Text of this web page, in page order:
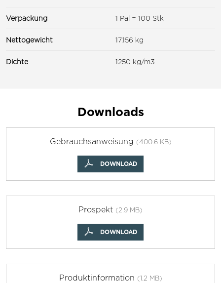
Verpackung 1 Pal = 100 Stk
Nettogewicht 17.156 kg
Dichte 1250 kg/m3
Downloads
Gebrauchsanweisung (400.6 KB)
DOWNLOAD
Prospekt (2.9 MB)
DOWNLOAD
Produktinformation (1.2 MB)